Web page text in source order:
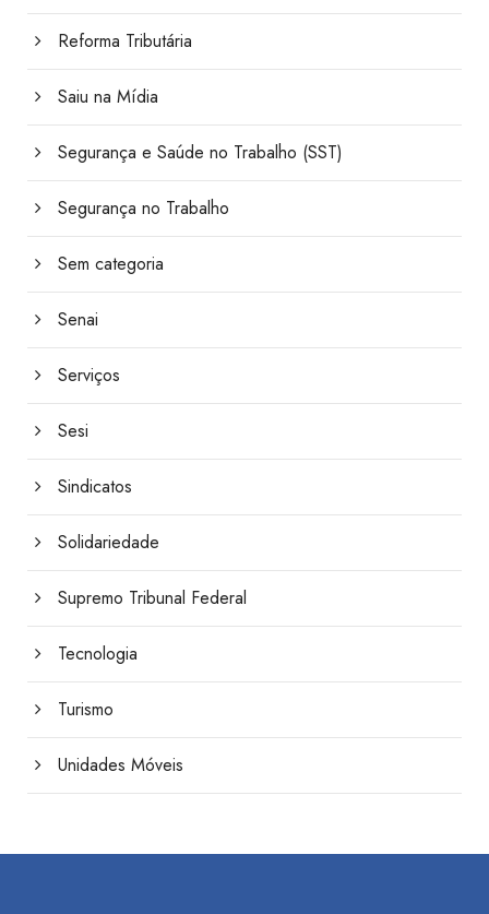
Reforma Tributária
Saiu na Mídia
Segurança e Saúde no Trabalho (SST)
Segurança no Trabalho
Sem categoria
Senai
Serviços
Sesi
Sindicatos
Solidariedade
Supremo Tribunal Federal
Tecnologia
Turismo
Unidades Móveis